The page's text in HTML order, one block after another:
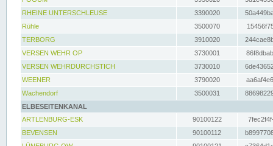
RHEINE UNTERSCHLEUSE
3390020
Rühle
3500070
TERBORG
3910020
VERSEN WEHR OP
3730001
VERSEN WEHRDURCHSTICH
3730010
WEENER
3790020
Wachendorf
3500031
ELBESEITENKANAL
ARTLENBURG-ESK
90100122
BEVENSEN
90100112